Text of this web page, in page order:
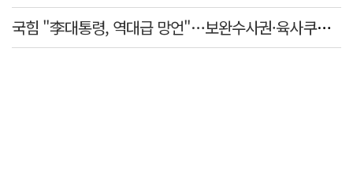
국힘 "李대통령, 역대급 망언"…보완수사권·육사쿠데타·세제개편안·ETF '맹공'